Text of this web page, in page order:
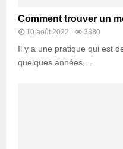
Comment trouver un
10 août 2022 3380
Il y a une pratique qui est
quelques années,...